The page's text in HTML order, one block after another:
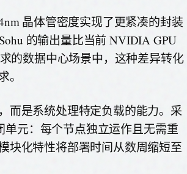
晶体管密度实现了更紧凑的封装
的输出量比当前 NVIDIA GPU
的数据中心场景中，这种差异转化
。
而是系统处理特定负载的能力。采
单元：每个节点独立运作且无需重
块化特性将部署时间从数周缩短至